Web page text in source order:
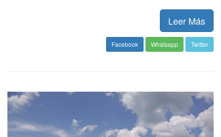
Leer Más
Facebook Whatsapp Twitter